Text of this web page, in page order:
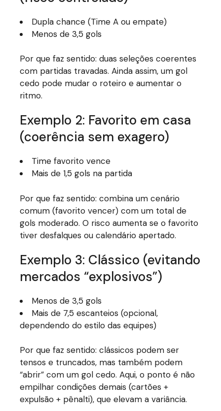
Dupla chance (Time A ou empate)
Menos de 3,5 gols
Por que faz sentido: duas seleções coerentes
com partidas travadas. Ainda assim, um gol
cedo pode mudar o roteiro e aumentar o
ritmo.
Exemplo 2: Favorito em casa
(coerência sem exagero)
Time favorito vence
Mais de 1,5 gols na partida
Por que faz sentido: combina um cenário
comum (favorito vencer) com um total de
gols moderado. O risco aumenta se o favorito
tiver desfalques ou calendário apertado.
Exemplo 3: Clássico (evitando
mercados “explosivos”)
Menos de 3,5 gols
Mais de 7,5 escanteios (opcional,
dependendo do estilo das equipes)
Por que faz sentido: clássicos podem ser
tensos e truncados, mas também podem
“abrir” com um gol cedo. Aqui, o ponto é não
empilhar condições demais (cartões +
expulsão + pênalti), que elevam a variância.